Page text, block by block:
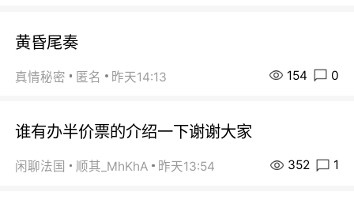
黄昏尾奏
真情秘密 匿名 昨天14:13 154 0
谁有办半价票的介绍一下谢谢大家
闲聊法国 顺其_MhKhA 昨天13:54 352 1